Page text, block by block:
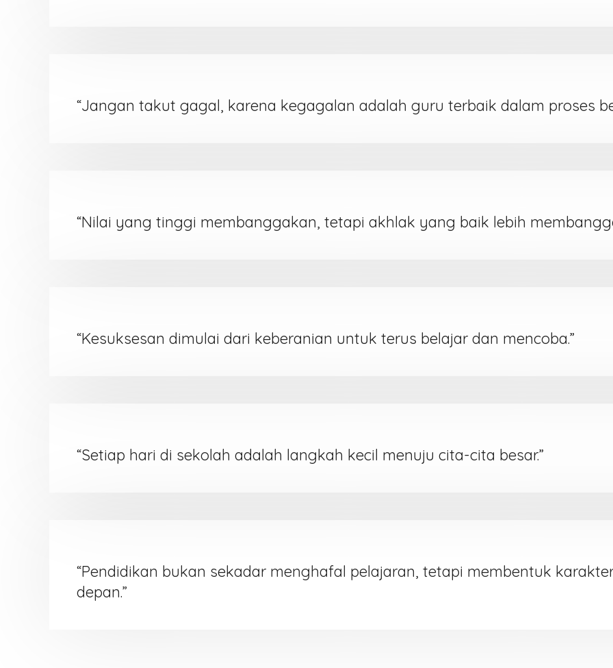
“Jangan takut gagal, karena kegagalan adalah guru terbaik dalam proses
“Nilai yang tinggi membanggakan, tetapi akhlak yang baik lebih
“Kesuksesan dimulai dari keberanian untuk terus belajar dan mencoba.”
“Setiap hari di sekolah adalah langkah kecil menuju cita-cita besar.”
“Pendidikan bukan sekadar menghafal pelajaran, tetapi membentuk
depan.”